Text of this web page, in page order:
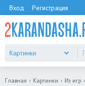
Вход Регистрация
Главная Картинки Из игр